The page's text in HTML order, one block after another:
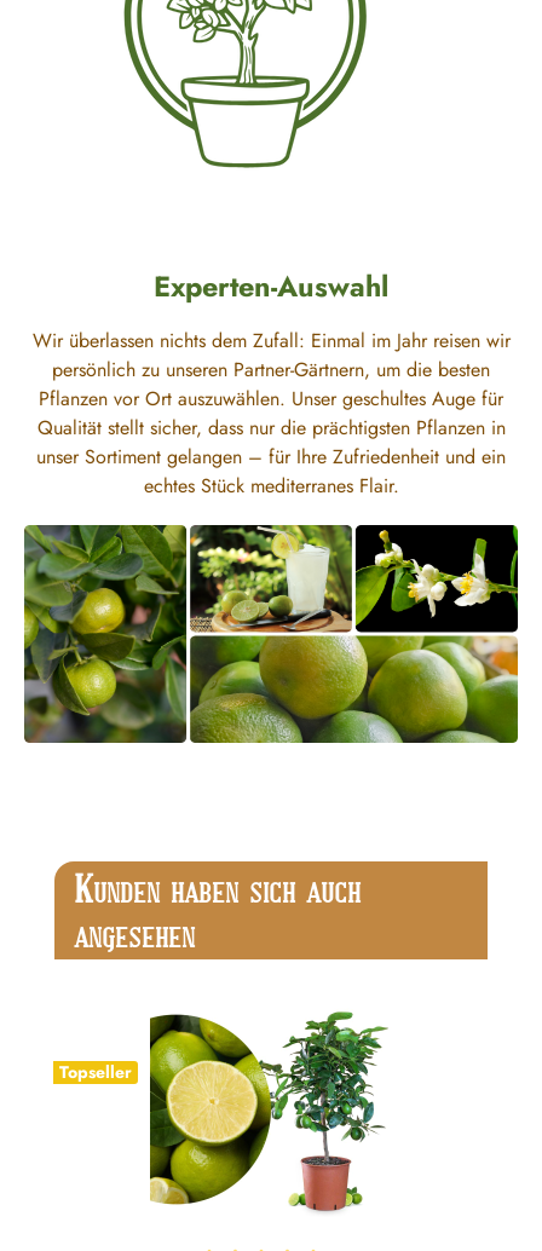
Experten-Auswahl
Wir überlassen nichts dem Zufall: Einmal im Jahr reisen wir
persönlich zu unseren Partner-Gärtnern, um die besten
Pflanzen vor Ort auszuwählen. Unser geschultes Auge für
Qualität stellt sicher, dass nur die prächtigsten Pflanzen in
unser Sortiment gelangen – für Ihre Zufriedenheit und ein
echtes Stück mediterranes Flair.
Produktgalerie überspringen
KUNDEN HABEN SICH AUCH
ANGESEHEN
Topseller